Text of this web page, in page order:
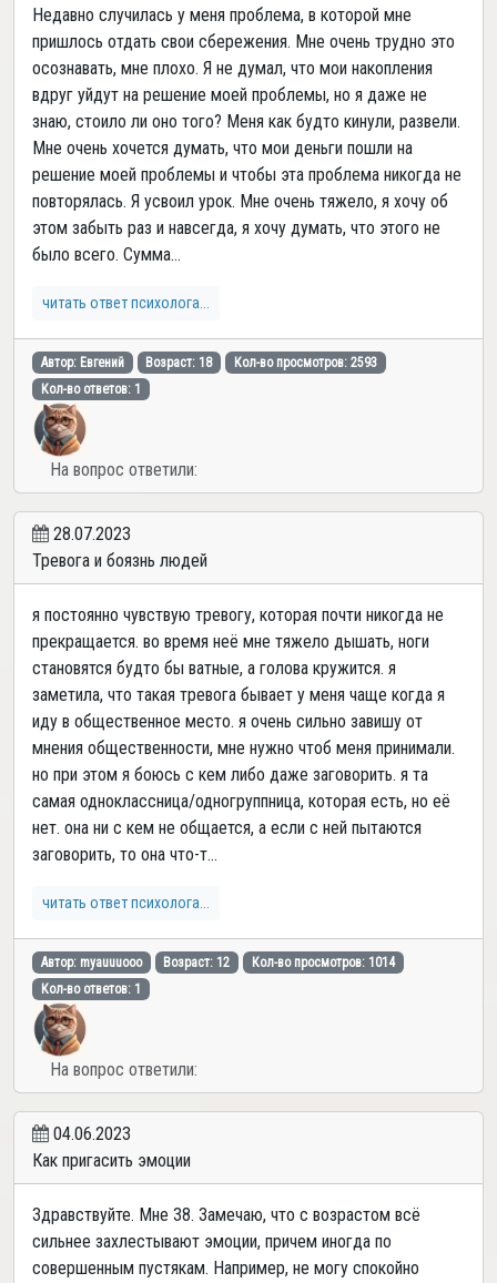
Недавно случилась у меня проблема, в которой мне
пришлось отдать свои сбережения. Мне очень трудно это
осознавать, мне плохо. Я не думал, что мои накопления
вдруг уйдут на решение моей проблемы, но я даже не
знаю, стоило ли оно того? Меня как будто кинули, развели.
Мне очень хочется думать, что мои деньги пошли на
решение моей проблемы и чтобы эта проблема никогда не
повторялась. Я усвоил урок. Мне очень тяжело, я хочу об
этом забыть раз и навсегда, я хочу думать, что этого не
было всего. Сумма...
читать ответ психолога...
Автор: Евгений Возраст: 18
Кол-во просмотров: 2593
Кол-во ответов: 1
На вопрос ответили:
28.07.2023
Тревога и боязнь людей
я постоянно чувствую тревогу, которая почти никогда не
прекращается. во время неё мне тяжело дышать, ноги
становятся будто бы ватные, а голова кружится. я
заметила, что такая тревога бывает у меня чаще когда я
иду в общественное место. я очень сильно завишу от
мнения общественности, мне нужно чтоб меня принимали.
но при этом я боюсь с кем либо даже заговорить. я та
самая одноклассница/одногруппница, которая есть, но её
нет. она ни с кем не общается, а если с ней пытаются
заговорить, то она что-т...
читать ответ психолога...
Автор: myauuuooo Возраст: 12
Кол-во просмотров: 1014
Кол-во ответов: 1
На вопрос ответили:
04.06.2023
Как пригасить эмоции
Здравствуйте. Мне 38. Замечаю, что с возрастом всё
сильнее захлестывают эмоции, причем иногда по
совершенным пустякам. Например, не могу спокойно